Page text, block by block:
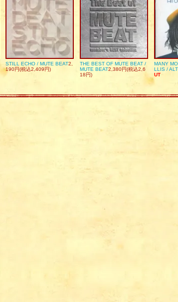
STILL ECHO / MUTE BEAT2,
190円(税込2,409円)
THE BEST OF MUTE BEAT /
MUTE BEAT2,380円(税込2,6
18円)
MANY
LLIS /
UT